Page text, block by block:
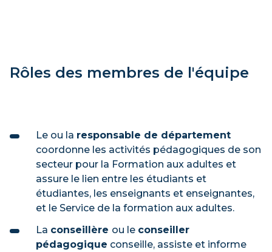
Rôles des membres de l'équipe
Le ou la responsable de département
coordonne les activités pédagogiques de son
secteur pour la Formation aux adultes et
assure le lien entre les étudiants et
étudiantes, les enseignants et enseignantes,
et le Service de la formation aux adultes.
La conseillère ou le conseiller
pédagogique conseille, assiste et informe